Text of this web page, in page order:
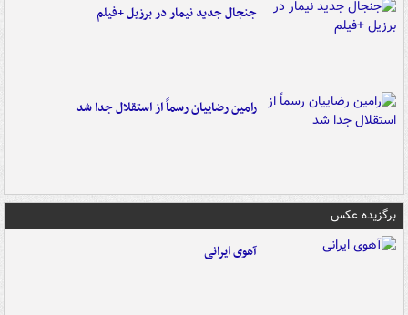
جنجال جدید نیمار در برزیل +فیلم
رامین رضاییان رسماً از استقلال جدا شد
برگزیده عکس
آهوی ایرانی